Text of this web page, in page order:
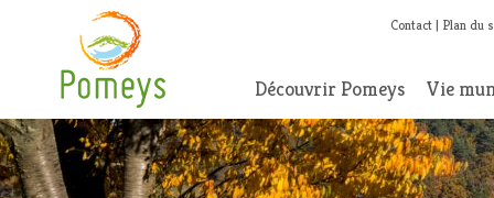
Contact Plan du
Découvrir Pomeys Vie